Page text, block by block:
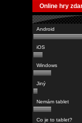
Online hry